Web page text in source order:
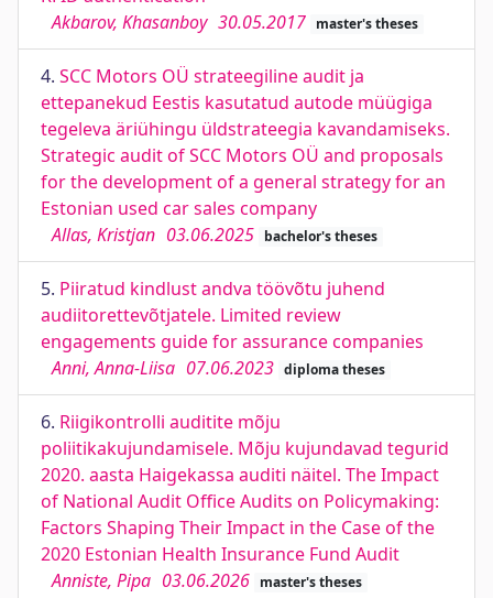
Akbarov, Khasanboy 30.05.2017 master's theses
4. SCC Motors OÜ strateegiline audit ja
ettepanekud Eestis kasutatud autode müügiga
tegeleva äriühingu üldstrateegia kavandamiseks.
Strategic audit of SCC Motors OÜ and proposals
for the development of a general strategy for an
Estonian used car sales company
Allas, Kristjan 03.06.2025 bachelor's theses
5. Piiratud kindlust andva töövõtu juhend
audiitorettevõtjatele. Limited review
engagements guide for assurance companies
Anni, Anna-Liisa 07.06.2023 diploma theses
6. Riigikontrolli auditite mõju
poliitikakujundamisele. Mõju kujundavad tegurid
2020. aasta Haigekassa auditi näitel. The Impact
of National Audit Office Audits on Policymaking:
Factors Shaping Their Impact in the Case of the
2020 Estonian Health Insurance Fund Audit
Anniste, Pipa 03.06.2026 master's theses